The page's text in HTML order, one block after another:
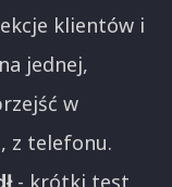
klientów i
jednej,
w
z telefonu.
- krótki test